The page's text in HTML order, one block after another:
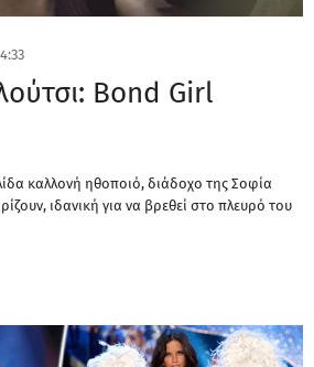
Bond Girl
καλλονή ηθοποιό, διάδοχο της Σοφία
ιδανική για να βρεθεί στο πλευρό του